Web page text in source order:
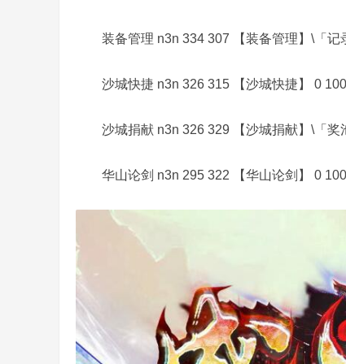
装备管理 n3n 334 307 【装备管理】\「记
沙城快捷 n3n 326 315 【沙城快捷】 0
沙城捐献 n3n 326 329 【沙城捐献】\「奖
华山论剑 n3n 295 322 【华山论剑】 0